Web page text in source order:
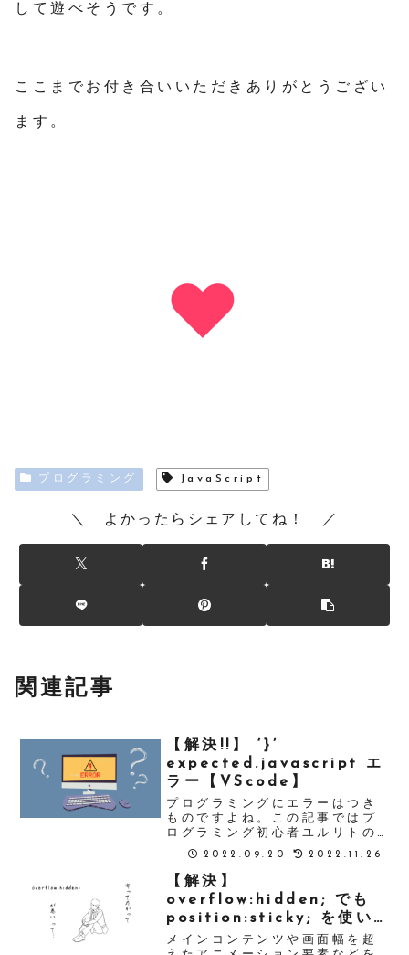
して遊べそうです。
ここまでお付き合いいただきありがとうござい
ます。
♥
プログラミング JavaScript
＼ よかったらシェアしてね！ ／
関連記事
【解決!!】 ‘}’
expected.javascript エ
ラー【VScode】
プログラミングにエラーはつき
ものですよね。この記事ではプ
ログラミング初心者ユルリトの
Visual Studio Code に現れ
expected.javascript という
エラーメッセージの解除の方法
を紹介します。
2022.09.20 2022.11.26
【解決】
overflow:hidden; でも
position:sticky; を使い
たい
メインコンテンツや画面幅を超